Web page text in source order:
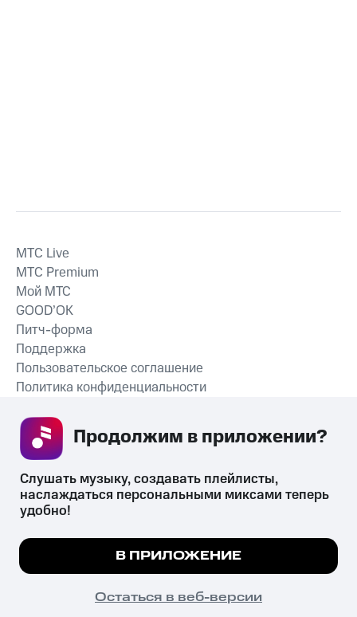
СКАЧАТЬ ПРИЛОЖЕНИЕ
MTС Live
MTС Premium
Мой МТС
GOOD’OK
Питч-форма
Поддержка
Пользовательское соглашение
Политика конфиденциальности
психотропных веществ, их аналогов причиняет вред здоровью,
их незаконный оборот запрещён и влечёт установленную
законодательством ответственность.
© 2026 ООО «КИОН».
Все права защищены
Мы используем куки, чтобы на сайте все
Подробнее
ПОНЯТНО
Слушать музыку, создавать плейлисты,
наслаждаться персональными миксами теперь
удобно!
В ПРИЛОЖЕНИЕ
Остаться в веб-версии